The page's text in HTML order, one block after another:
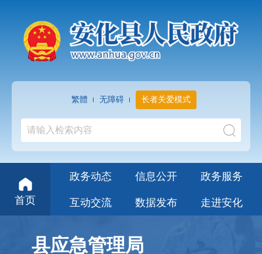
繁體 无障碍 长者关爱模式
首页
政务动态 信息公开 政务服务
互动交流 数据发布 走进安化
县应急管理局